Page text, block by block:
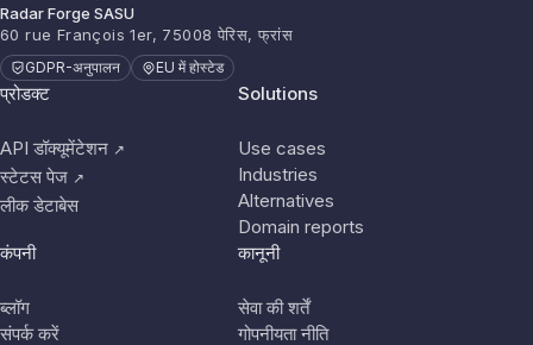
Radar Forge SASU
60 rue François 1er, 75008 पेरिस, फ्रांस
GDPR-अनुपालन EU में होस्टेड
प्रोडक्ट
API डॉक्यूमेंटेशन ↗
स्टेटस पेज ↗
लीक डेटाबेस
Solutions
Use cases
Industries
Alternatives
Domain reports
कंपनी
ब्लॉग
संपर्क करें
कानूनी
सेवा की शर्तें
गोपनीयता नीति